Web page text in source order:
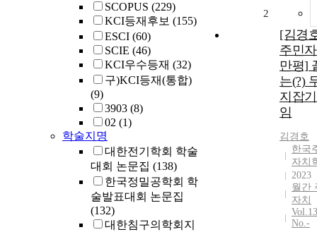
SCOPUS (229)
KCI등재후보 (155)
ESCI (60)
SCIE (46)
KCI우수등재 (32)
구)KCI등재(통합)
(9)
3903 (8)
02 (1)
학술지명
대한전기학회 학술
대회 논문집 (138)
한국정밀공학회 학
술발표대회 논문집
(132)
대한침구의학회지
2
[김경
주민
만평]
는(?)
지잡
임
김경호
한국
자치
2023
월간
자치
No.-